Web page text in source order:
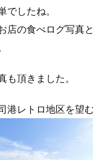
でしたね。
店の食べログ写真
も頂きました。
港レトロ地区を望む